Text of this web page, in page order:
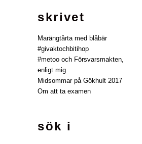
skrivet
Marängtårta med blåbär
#givaktochbitihop
#metoo och Försvarsmakten,
enligt mig.
Midsommar på Gökhult 2017
Om att ta examen
sök i